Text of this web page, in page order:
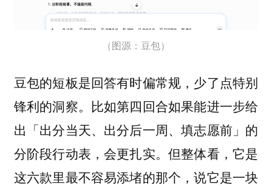
（图源：豆包）
豆包的短板是回答有时偏常规，少了点特别
锋利的洞察。比如第四回合如果能进一步给
出「出分当天、出分后一周、填志愿前」的
分阶段行动表，会更扎实。但整体看，它是
这六款里最不容易添堵的那个，说它是一块